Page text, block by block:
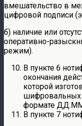
вмешательство в
цифровой подписи
б) наличие или
оперативно-
режим).
В пункте 6
окончания
которой
шифровальных
формате
В пункте 7